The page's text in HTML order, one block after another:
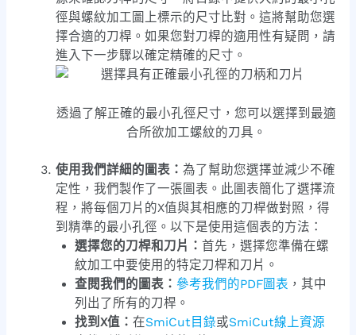
徑與螺紋加工圖上標示的尺寸比對。這將幫助您選
擇合適的刀桿。如果您對刀桿的適用性有疑問，請
進入下一步驟以確定精確的尺寸。
透過了解正確的最小孔徑尺寸，您可以選擇到最適
合所欲加工螺紋的刀具。
使用我們詳細的圖表：為了幫助您選擇並減少不確
定性，我們製作了一張圖表。此圖表簡化了選擇流
程，將每個刀片的X值與其相應的刀桿做對照，得
到精準的最小孔徑。以下是使用這個表的方法：
選擇您的刀桿和刀片： 首先，選擇您準備在螺
紋加工中要使用的特定刀桿和刀片。
查閱我們的圖表： 參考我們的PDF圖表 ，其中
列出了所有的刀桿。
找到X值： 在SmiCut目錄或SmiCut線上資源